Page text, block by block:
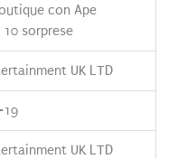
con Ape
10 sorprese
UK LTD
19
UK LTD